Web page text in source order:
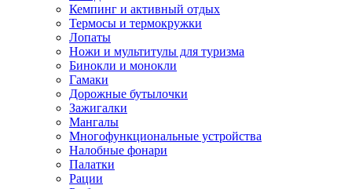
Кемпинг и активный отдых
Термосы и термокружки
Лопаты
Ножи и мультитулы для туризма
Бинокли и монокли
Гамаки
Дорожные бутылочки
Зажигалки
Мангалы
Многофункциональные устройства
Налобные фонари
Палатки
Рации